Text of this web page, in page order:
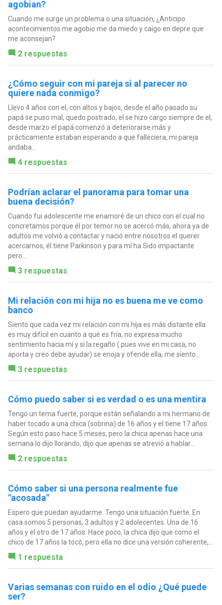
agobian?
Cuando me surge un problema o.una situación, ¿Anticipo
acontecimientos me agobio me da miedo y caigo en depre que
me aconsejan?
2 respuestas
¿Cómo seguir con mi pareja si al parecer no
quiere nada conmigo?
Llevo 4 años con el, con altos y bajos, desde el año pasado su
papá se puso mal, quedo postrado, el se hizo cargo siempre de el,
desde marzo el papá comenzó a deteriorarse más y
prácticamente estaban esperando a que falleciera, mi pareja
andaba...
4 respuestas
Podrían aclarar el panorama para tomar una
buena decisión?
Cuando fui adolescente me enamoré de un chico con el cual no
concretamos porque él por temor no se acercó más, ahora ya de
adultos me volvió a contactar y nació entre nosotros el querer
acercarnos, él tiene Parkinson y para mí ha Sido impactante
pero...
3 respuestas
Mi relación con mi hija no es buena me ve como
banco
Siento que cada vez mi relación con mi hija es más distante ella
es muy difícil en cuanto a qué es fría, no expresa mucho
sentimiento hacia mí y si la regaño ( pues vive en mi casa, no
aporta y creo debe ayudar) se enoja y ofende ella, me siento...
3 respuestas
Cómo puedo saber si es verdad o es una mentira
Tengo un tema fuerte, porque están señalando a mi hermano de
haber tocado a una chica (sobrina) de 16 años y el tiene 17 años.
Según esto paso hace 5 meses, pero la chica apenas hace una
semana lo dijo llorando, dijo que apenas se atrevió a hablar...
2 respuestas
Cómo saber si una persona realmente fue
"acosada"
Espero que puedan ayudarme. Tengo una situación fuerte. En
casa somos 5 personas, 3 adultos y 2 adolecentes. Una de 16
años y el otro de 17 años. Hace poco, la chica dijo que como el
chico de 17 años la tocó, pero ella no dice una versión coherente,...
1 respuesta
Varias semanas con ruido en el odio ¿Qué puede
ser?